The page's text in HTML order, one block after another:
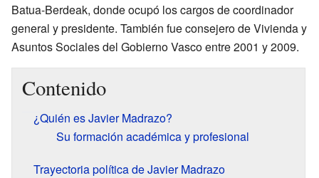
Batua-Berdeak, donde ocupó los cargos de coordinador
general y presidente. También fue consejero de Vivienda y
Asuntos Sociales del Gobierno Vasco entre 2001 y 2009.
Contenido
¿Quién es Javier Madrazo?
Su formación académica y profesional
Trayectoria política de Javier Madrazo